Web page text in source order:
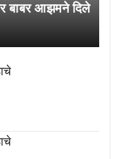
बाबर आझमने दिले